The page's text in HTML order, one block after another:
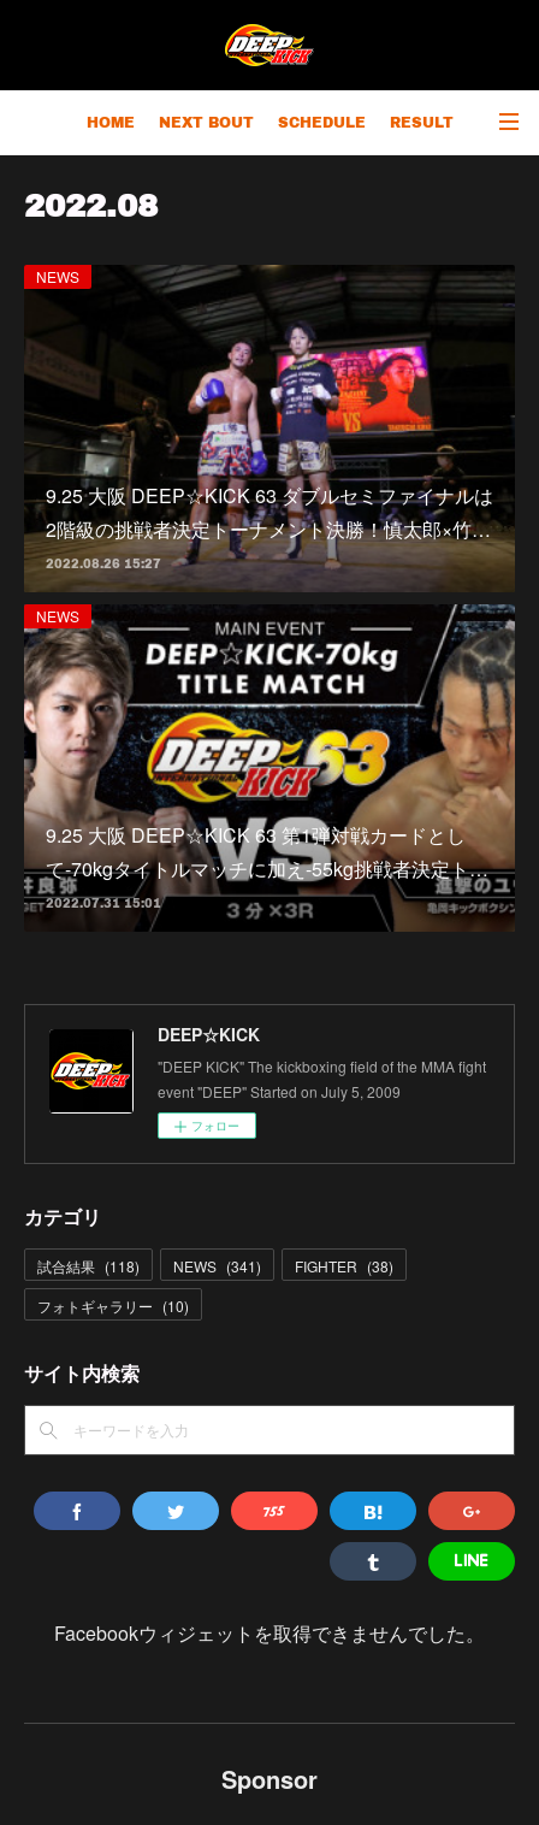
HOME NEXT BOUT SCHEDULE RESULT
2022.08
NEWS
9.25 大阪 DEEP☆KICK 63 ダブルセミファイナルは
2階級の挑戦者決定トーナメント決勝！慎太郎×竹…
2022.08.26 15:27
NEWS
9.25 大阪 DEEP☆KICK 63 第1弾対戦カードとし
て-70kgタイトルマッチに加え-55kg挑戦者決定ト…
2022.07.31 15:01
DEEP☆KICK
"DEEP KICK" The kickboxing field of the MMA fight
event "DEEP" Started on July 5, 2009
フォロー
カテゴリ
試合結果 (118) NEWS (341) FIGHTER (38)
フォトギャラリー (10)
サイト内検索
Facebookウィジェットを取得できませんでした。
Sponsor